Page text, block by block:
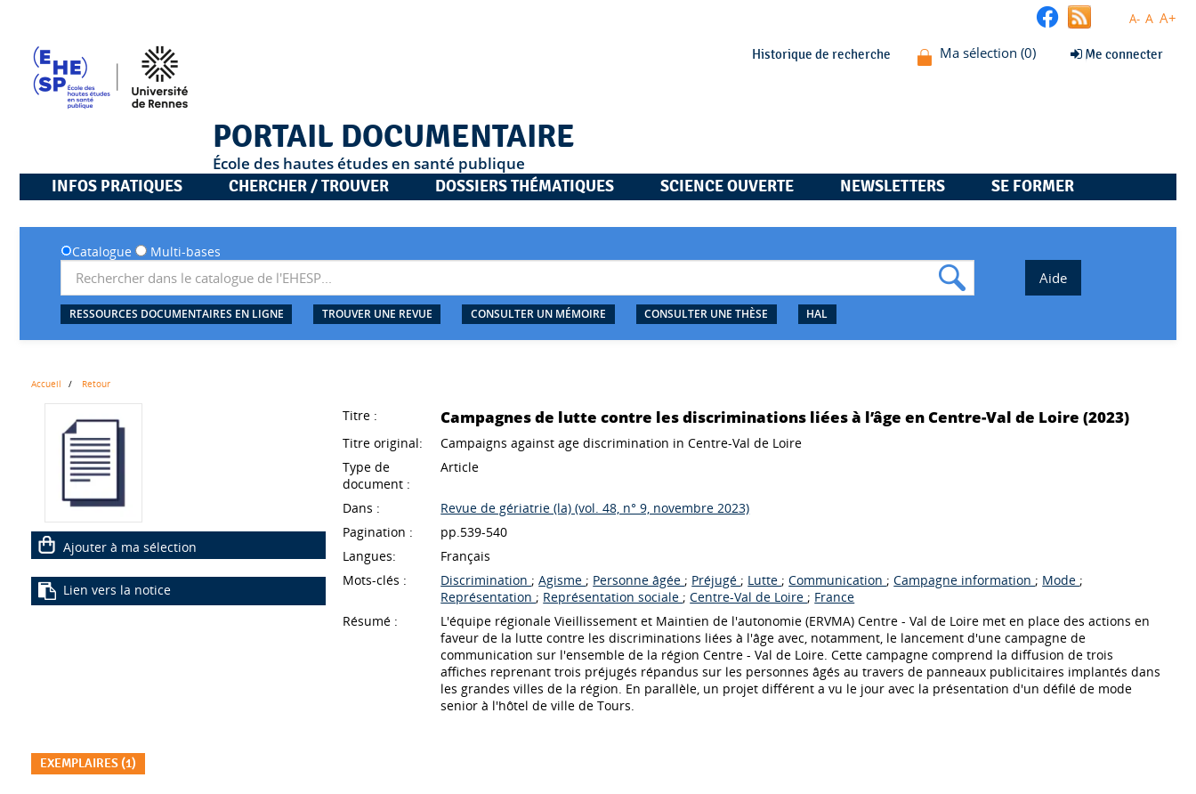
A- A A+
Historique de recherche Me connecter
PORTAIL DOCUMENTAIRE
École des hautes études en santé publique
INFOS PRATIQUES
CHERCHER / TROUVER DOSSIERS THÉMATIQUES SCIENCE OUVERTE NEWSLETTERS SE FORMER
Catalogue Multi-bases
RESSOURCES DOCUMENTAIRES EN LIGNE TROUVER UNE REVUE CONSULTER UN MÉMOIRE CONSULTER UNE THÈSE HAL
Accueil Retour
Ajouter à ma sélection
Lien vers la notice
Titre : Campagnes de lutte contre les discriminations liées à l’âge en Centre-Val de Loire (2023)
Titre original:
Campaigns against age discrimination in Centre-Val de Loire
Type de
document :
Article
Dans :
Revue de gériatrie (la) (vol. 48, n° 9, novembre 2023)
Pagination :
pp.539-540
Langues:
Français
Mots-clés :
Discrimination ; Agisme ; Personne âgée ; Préjugé ; Lutte ; Communication ; Campagne information ; Mode ;
Représentation ; Représentation sociale ; Centre-Val de Loire ; France
Résumé :
L'équipe régionale Vieillissement et Maintien de l'autonomie (ERVMA) Centre - Val de Loire met en place des actions en
faveur de la lutte contre les discriminations liées à l'âge avec, notamment, le lancement d'une campagne de
communication sur l'ensemble de la région Centre - Val de Loire. Cette campagne comprend la diffusion de trois
affiches reprenant trois préjugés répandus sur les personnes âgés au travers de panneaux publicitaires implantés dans
les grandes villes de la région. En parallèle, un projet différent a vu le jour avec la présentation d'un défilé de mode
senior à l'hôtel de ville de Tours.
EXEMPLAIRES (1)